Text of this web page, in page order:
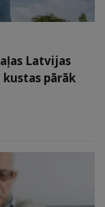
Latvijas
pārāk